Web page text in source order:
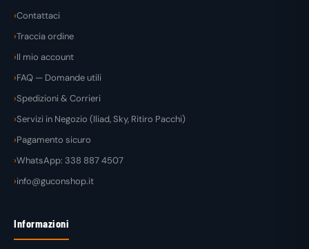
Contattaci
Traccia ordine
Il mio account
FAQ — Domande utili
Spedizioni & Corrieri
Servizi in Negozio (Iliad, Sky, Ritiro Pacchi)
Pagamento sicuro
WhatsApp: 338 887 4507
info@guconshop.it
Informazioni